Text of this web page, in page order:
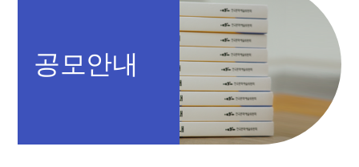
공모안내